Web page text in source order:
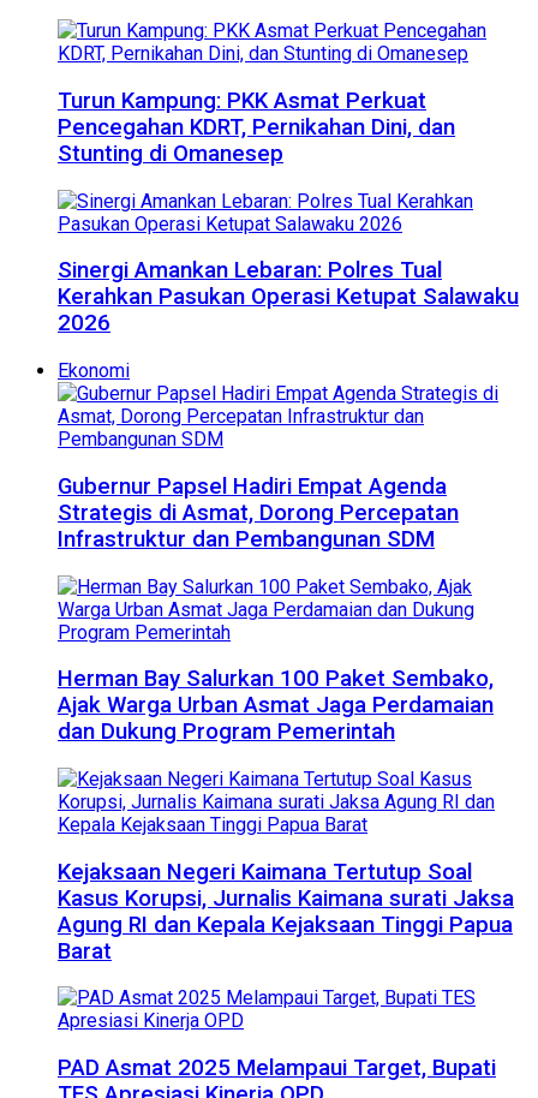
Turun Kampung: PKK Asmat Perkuat
Pencegahan KDRT, Pernikahan Dini, dan
Stunting di Omanesep
Sinergi Amankan Lebaran: Polres Tual
Kerahkan Pasukan Operasi Ketupat Salawaku
2026
Ekonomi
Gubernur Papsel Hadiri Empat Agenda
Strategis di Asmat, Dorong Percepatan
Infrastruktur dan Pembangunan SDM
Herman Bay Salurkan 100 Paket Sembako,
Ajak Warga Urban Asmat Jaga Perdamaian
dan Dukung Program Pemerintah
Kejaksaan Negeri Kaimana Tertutup Soal
Kasus Korupsi, Jurnalis Kaimana surati Jaksa
Agung RI dan Kepala Kejaksaan Tinggi Papua
Barat
PAD Asmat 2025 Melampaui Target, Bupati